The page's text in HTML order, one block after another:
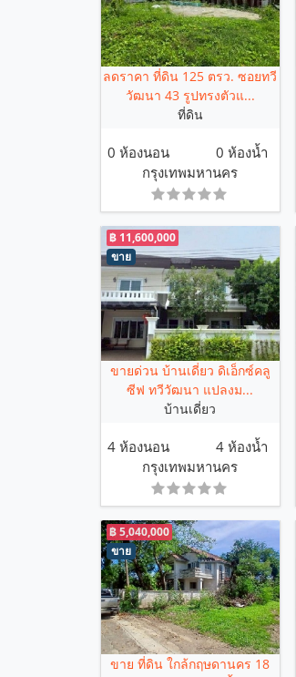
ลดราคา ที่ดิน 125 ตรว. ซอยทวี
วัฒนา 43 รูปทรงตัวแ...
ที่ดิน
0 ห้องนอน
0 ห้องน้ำ
กรุงเทพมหานคร
ขาย
฿ 11,600,000
ขายด่วน บ้านเดี่ยว ดิเอ็กซ์คลู
ซีฟ ทวีวัฒนา แปลงม...
บ้านเดี่ยว
4 ห้องนอน
4 ห้องน้ำ
กรุงเทพมหานคร
ขาย
฿ 5,040,000
ขาย ที่ดิน ใกล้กฤษดานคร 18